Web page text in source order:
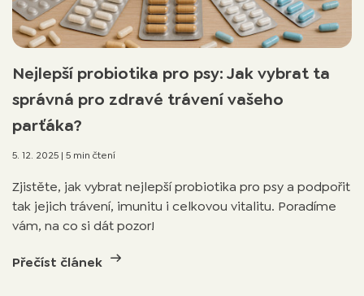
Nejlepší probiotika pro psy: Jak vybrat ta
správná pro zdravé trávení vašeho
parťáka?
5. 12. 2025 | 5 min čtení
Zjistěte, jak vybrat nejlepší probiotika pro psy a podpořit
tak jejich trávení, imunitu i celkovou vitalitu. Poradíme
vám, na co si dát pozor!
Přečíst článek